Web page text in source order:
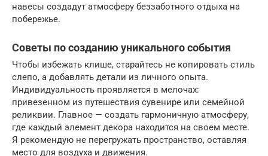
навесы создадут атмосферу беззаботного отдыха на
побережье.
Советы по созданию уникального события
Чтобы избежать клише, старайтесь не копировать стиль
слепо, а добавлять детали из личного опыта.
Индивидуальность проявляется в мелочах:
привезенном из путешествия сувенире или семейной
реликвии. Главное — создать гармоничную атмосферу,
где каждый элемент декора находится на своем месте.
Я рекомендую не перегружать пространство, оставляя
место для воздуха и движения.